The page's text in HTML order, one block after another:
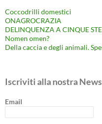
Coccodrilli domestici
ONAGROCRAZIA
DELINQUENZA A CINQUE
Nomen omen?
Della caccia e degli animali.
Iscriviti alla nostra
Email